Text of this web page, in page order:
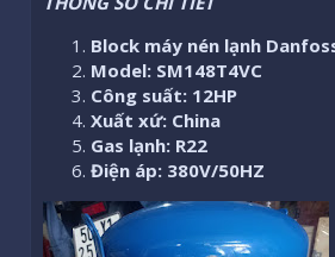
Block máy nén lạnh
Model: SM148T4VC
Công suất: 12HP
Xuất xứ: China
Gas lạnh: R22
Điện áp: 380V/50HZ